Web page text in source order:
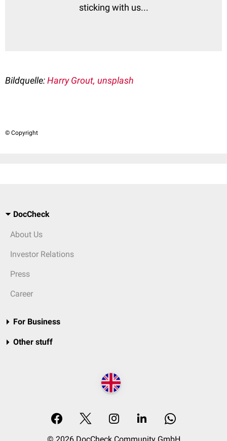
sticking with us...
Bildquelle:Harry Grout, unsplash
© Copyright
DocCheck
About Us
Investor Relations
Press
Career
For Business
Other stuff